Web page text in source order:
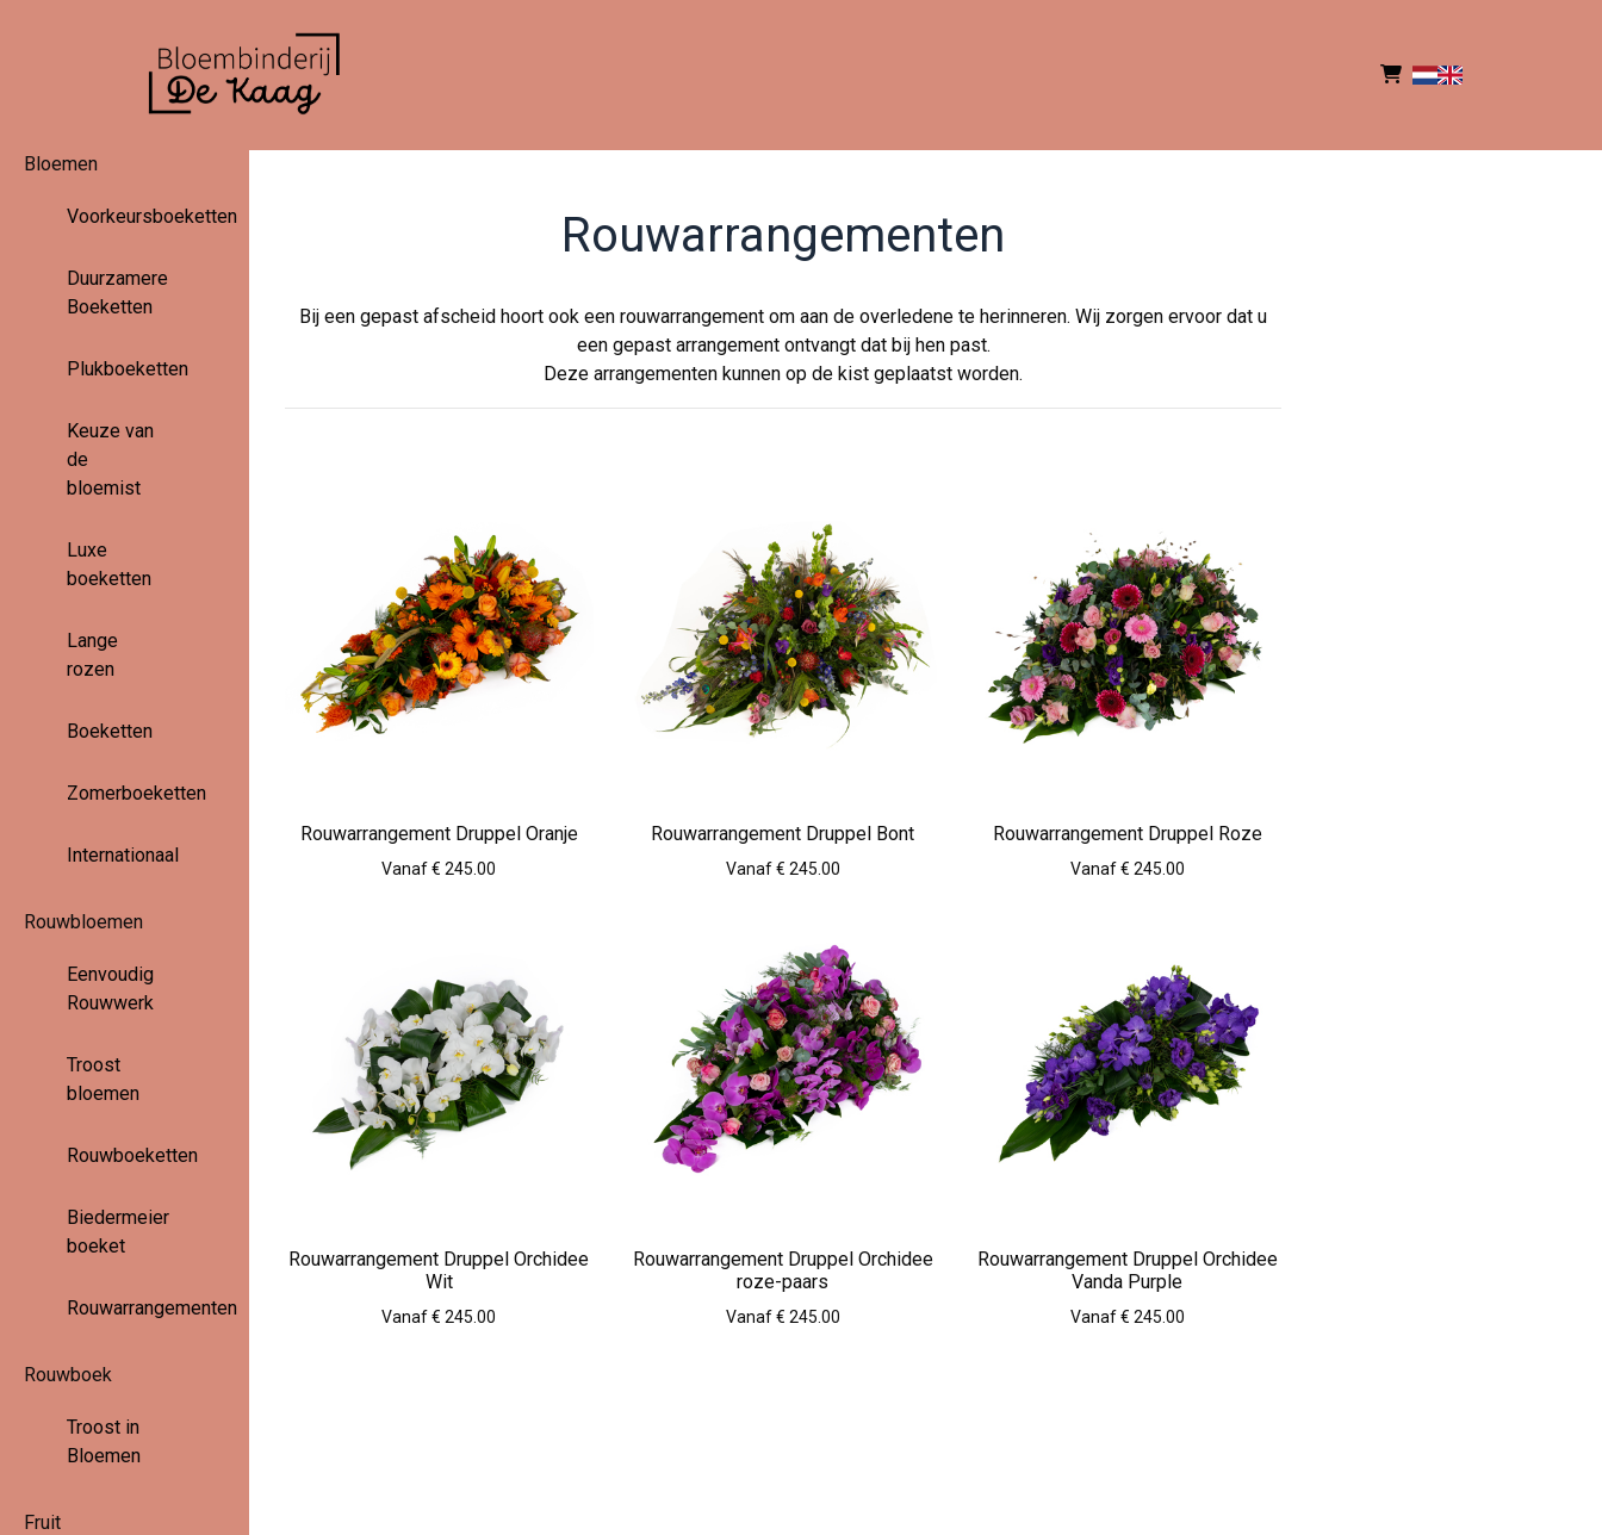
Bloemen
Voorkeursboeketten
Duurzamere
Boeketten
Plukboeketten
Keuze van
de
bloemist
Luxe
boeketten
Lange
rozen
Boeketten
Zomerboeketten
Internationaal
Rouwbloemen
Eenvoudig
Rouwwerk
Troost
bloemen
Rouwboeketten
Biedermeier
boeket
Rouwarrangementen
Rouwboek
Troost in
Bloemen
Fruit
Rouwarrangementen
Bij een gepast afscheid hoort ook een rouwarrangement om aan de overledene te herinneren. Wij zorgen ervoor dat u
een gepast arrangement ontvangt dat bij hen past.
Deze arrangementen kunnen op de kist geplaatst worden.
Rouwarrangement Druppel Oranje
Vanaf € 245.00
Rouwarrangement Druppel Bont
Vanaf € 245.00
Rouwarrangement Druppel Roze
Vanaf € 245.00
Rouwarrangement Druppel Orchidee
Wit
Vanaf € 245.00
Rouwarrangement Druppel Orchidee
roze-paars
Vanaf € 245.00
Rouwarrangement Druppel Orchidee
Vanda Purple
Vanaf € 245.00